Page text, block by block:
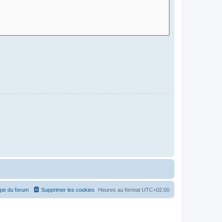
Heures au format UTC+02:00
Supprimer les cookies
du forum